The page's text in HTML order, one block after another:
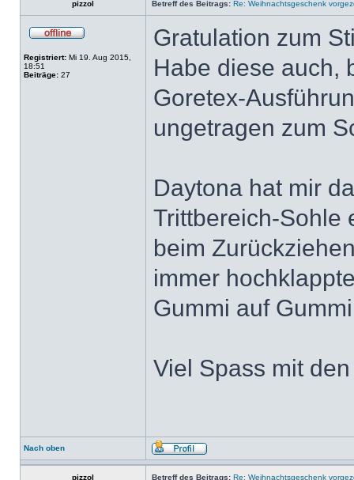
pizzol Betreff des Beitrags: Re: Weihnachtsgeschenk
Registriert: Mi 19. Aug 2015,
18:51
Beiträge: 27
Gratulation zum
Habe diese auch,
Goretex-
ungetragen zum
Daytona hat mir
Trittbereich-Sohle
beim
immer
Gummi auf
Viel Spass mit
Nach oben
pizzol Betreff des Beitrags: Re: Weihnachtsgeschenk